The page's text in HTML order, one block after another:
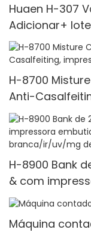
Huaen H-307
Adicionar+
UV/Mg/Ir/Mt
exibição de
H-8700
Anti-
de 3,5 "TFT
H-8900 Bank
& com
mista, luz
Contagem de
Máquina